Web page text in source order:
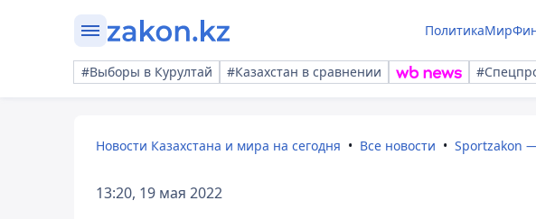
ПолитикаМир
#Выборы в Курултай #Казахстан в сравнении
Новости Казахстана и мира на сегодня Все новости Sportzakon
13:20, 19 мая 2022